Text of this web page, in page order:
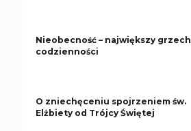
Nieobecność – największy grzech
codzienności
O zniechęceniu spojrzeniem św.
Elżbiety od Trójcy Świętej